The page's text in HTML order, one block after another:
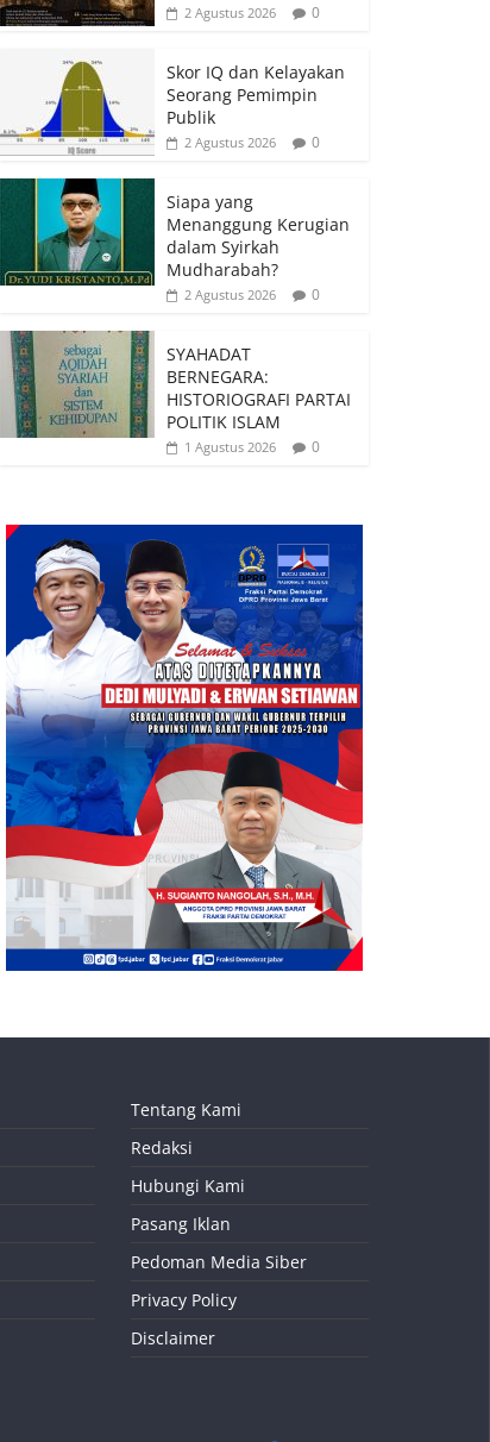
2 Agustus 2026 0
Skor IQ dan Kelayakan
Seorang Pemimpin
Publik
2 Agustus 2026 0
Siapa yang
Menanggung Kerugian
dalam Syirkah
Mudharabah?
2 Agustus 2026 0
SYAHADAT
BERNEGARA:
HISTORIOGRAFI PARTAI
POLITIK ISLAM
1 Agustus 2026 0
Tentang Kami
Redaksi
Hubungi Kami
Pasang Iklan
Pedoman Media Siber
Privacy Policy
Disclaimer